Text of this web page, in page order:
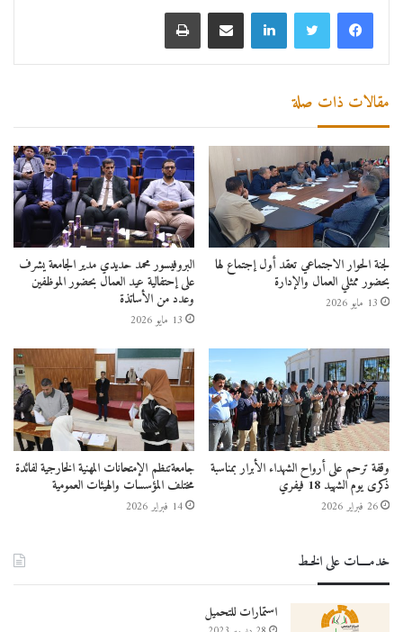
المركز الجامعي تيبازة
المركز الجامعي مرسلي عبد الله تيبازة
تيبازة
لينكدإن مشاركة عبر البريد طباعة
مقالات ذات صلة
لجنة الحوار الاجتماعي تعقد أول إجتماع لها
بحضور ممثلي العمال والإدارة
13 مايو 2026
البروفيسور محمد حديدي مدير الجامعة يشرف
على إحتفالية عيد العمال بحضور الموظفين
وعدد من الأساتذة
13 مايو 2026
وقفة ترحم على أرواح الشهداء الأبرار بمناسبة
ذكرى يوم الشهيد 18 فيفري
26 فبراير 2026
جامعةتنظم الإمتحانات المهنية الخارجية لفائدة
مختلف المؤسسات والهيئات العمومية
14 فبراير 2026
خدمــــات على الخـط
استمارات للتحميل